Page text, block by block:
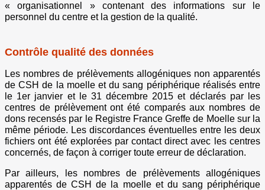
« organisationnel » contenant des informations sur le
personnel du centre et la gestion de la qualité.
Contrôle qualité des données
Les nombres de prélèvements allogéniques non apparentés
de CSH de la moelle et du sang périphérique réalisés entre
le 1er janvier et le 31 décembre 2015 et déclarés par les
centres de prélèvement ont été comparés aux nombres de
dons recensés par le Registre France Greffe de Moelle sur la
même période. Les discordances éventuelles entre les deux
fichiers ont été explorées par contact direct avec les centres
concernés, de façon à corriger toute erreur de déclaration.
Par ailleurs, les nombres de prélèvements allogéniques
apparentés de CSH de la moelle et du sang périphérique